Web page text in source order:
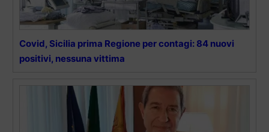
Covid, Sicilia prima Regione per contagi: 84 nuovi
positivi, nessuna vittima